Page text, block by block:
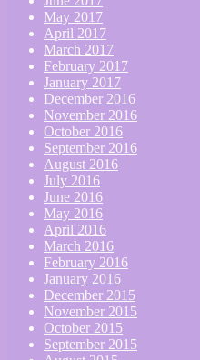
May 2017
April 2017
March 2017
February 2017
January 2017
December 2016
November 2016
October 2016
September 2016
August 2016
July 2016
June 2016
May 2016
April 2016
March 2016
February 2016
January 2016
December 2015
November 2015
October 2015
September 2015